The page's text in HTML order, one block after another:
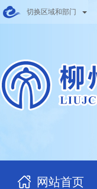
切换区域和部门
网站首页